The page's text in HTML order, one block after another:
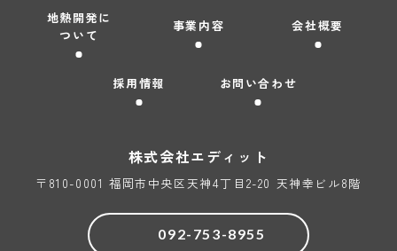
地熱開発に
ついて
事業内容 会社概要
採用情報 お問い合わせ
株式会社エディット
〒810-0001 福岡市中央区天神4丁目2-20 天神幸ビル8階
092-753-8955